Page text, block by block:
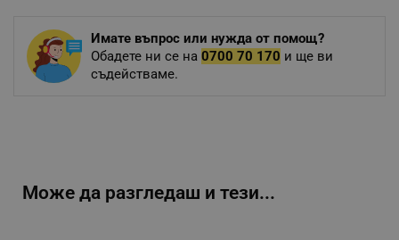
Имате въпрос или нужда от помощ?
Обадете ни се на 0700 70 170 и ще ви
съдействаме.
Може да разгледаш и тези...